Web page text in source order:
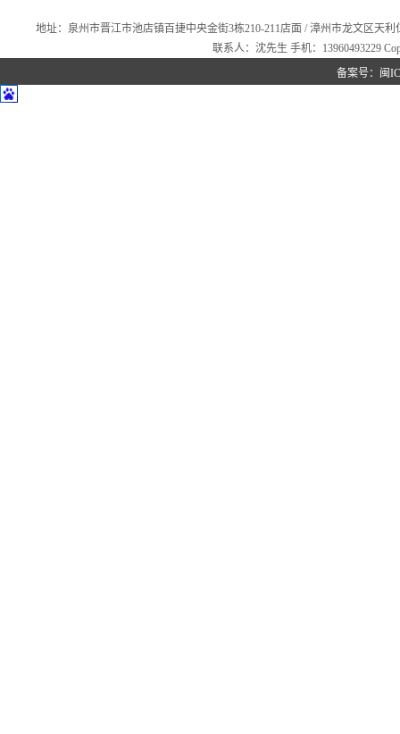
地址：泉州市晋江市池店镇百捷中央金街3栋210-211店面 / 漳州市龙文区天利
联系人：沈先生 手机：13960493229
备案号： 闽